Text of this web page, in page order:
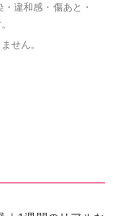
違和感・傷あと・
せん。